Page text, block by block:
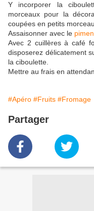
Y incorporer la
morceaux pour la
coupées en petits
Assaisonner avec le
Avec 2 cuillères à café
disposerez délicatement
la ciboulette.
Mettre au frais en
#Apéro #Fruits #Fromage
Partager